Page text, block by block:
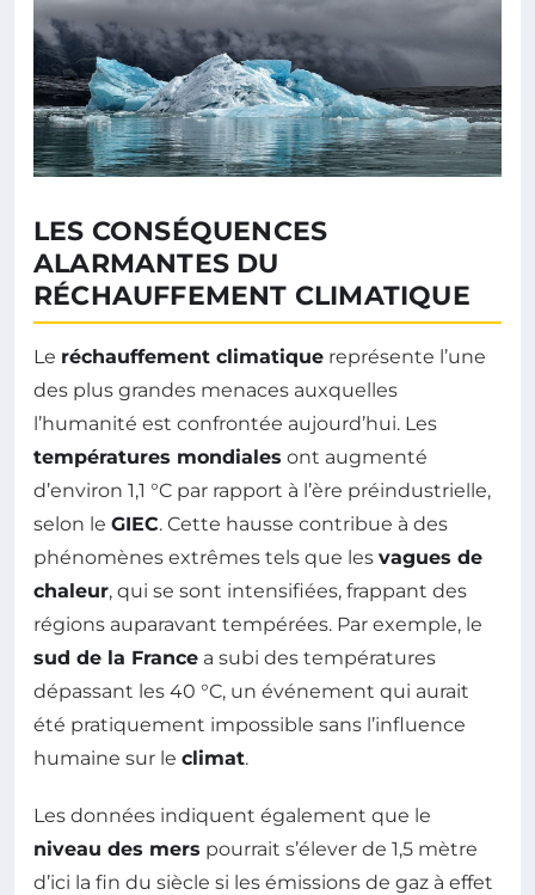
LES CONSÉQUENCES
ALARMANTES DU
RÉCHAUFFEMENT CLIMATIQUE
Le réchauffement climatique représente l’une
des plus grandes menaces auxquelles
l’humanité est confrontée aujourd’hui. Les
températures mondiales ont augmenté
d’environ 1,1 °C par rapport à l’ère préindustrielle,
selon le GIEC. Cette hausse contribue à des
phénomènes extrêmes tels que les vagues de
chaleur, qui se sont intensifiées, frappant des
régions auparavant tempérées. Par exemple, le
sud de la France a subi des températures
dépassant les 40 °C, un événement qui aurait
été pratiquement impossible sans l’influence
humaine sur le climat.
Les données indiquent également que le
niveau des mers pourrait s’élever de 1,5 mètre
d’ici la fin du siècle si les émissions de gaz à effet